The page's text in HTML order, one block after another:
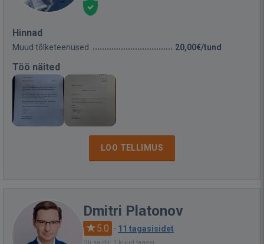
Hinnad
Muud tõlketeenused 20,00€/tund
Töö näited
LOO TELLIMUS
Dmitri Platonov
5.0 · 11 tagasisidet